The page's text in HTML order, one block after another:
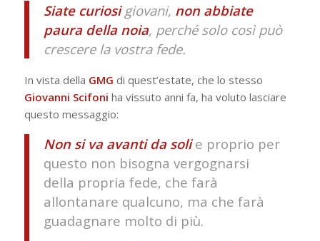
Siate curiosi giovani, non abbiate
paura della noia, perché solo così può
crescere la vostra fede.
In vista della GMG di quest’estate, che lo stesso
Giovanni Scifoni ha vissuto anni fa, ha voluto lasciare
questo messaggio:
Non si va avanti da solie proprio per
questo non bisogna vergognarsi
della propria fede, che farà
allontanare qualcuno, ma che farà
guadagnare molto di più.